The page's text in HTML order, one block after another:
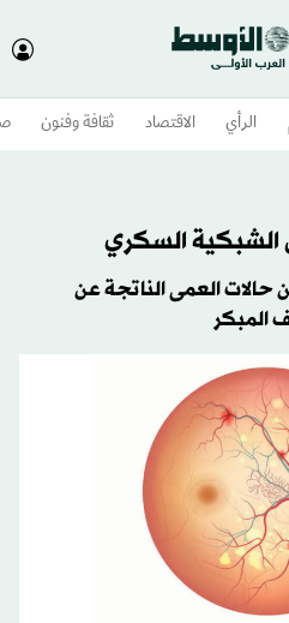
الرأي الاقتصاد ثقافة وفنون
الشبكية السكري
في دبي: 95 % من حالات العمى الناتجة عن
المبكر